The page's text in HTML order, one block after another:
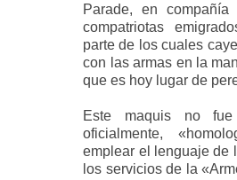
Parade, en compañía
compatriotas
parte de los cuales
con las armas en la
que es hoy lugar de
Este maquis no fue
oficialmente,
emplear el lenguaje de
los servicios de la